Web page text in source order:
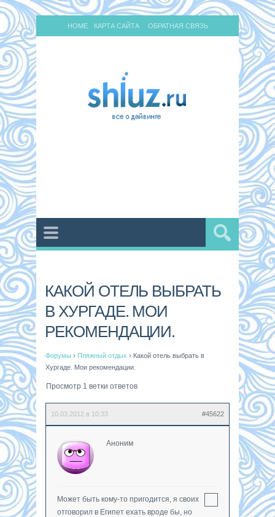
HOME КАРТА САЙТА ОБРАТНАЯ СВЯЗЬ
КАКОЙ ОТЕЛЬ ВЫБРАТЬ
В ХУРГАДЕ. МОИ
РЕКОМЕНДАЦИИ.
Форумы › Пляжный отдых › Какой отель выбрать в
Хургаде. Мои рекомендации.
Просмотр 1 ветки ответов
10.03.2012 в 10:33 #45622
Аноним
Может быть кому-то пригодится, я своих
отговорил в Египет ехать вроде бы, но